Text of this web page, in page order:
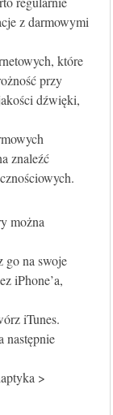
z darmowymi
które
przy
dźwięki,
znaleźć
można
go na swoje
iPhone’a,
iTunes.
następnie
>